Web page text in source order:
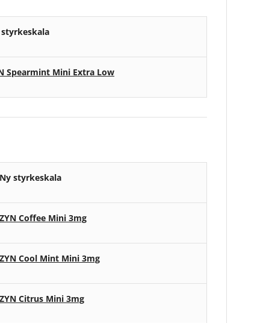
styrkeskala
Spearmint Mini Extra Low
Ny styrkeskala
ZYN Coffee Mini 3mg
ZYN Cool Mint Mini 3mg
ZYN Citrus Mini 3mg